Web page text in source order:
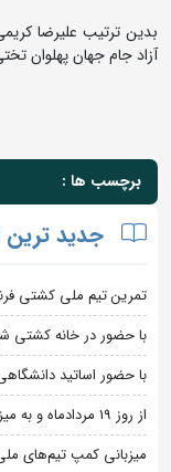
بدین ترتیب علیرضا
آزاد جام جهان پهلوان
برچسب ها :
جدید ترین
تمرین تیم ملی کشتی
با حضور در خانه کشتی
با حضور اساتید
از روز 19 مردادماه و به میزبانی کمپ تیم های ملی؛
میزبانی کمپ تیم‌های